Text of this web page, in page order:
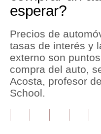
Política
Finanzas Personales
Inmobiliarias
Plus G
esperar?
Precios de
tasas de interés y
externo son
compra del auto,
Acosta, profesor
School.